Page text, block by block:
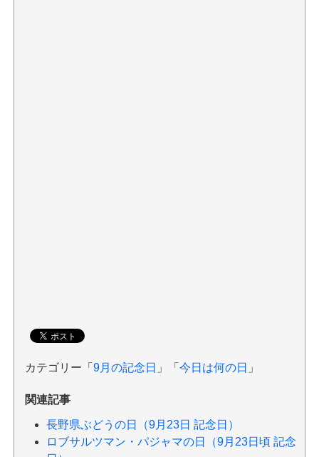
カテゴリー「 9月の記念日 」「 今日は何の日 」
関連記事
長野県ぶどうの日（9月23日 記念日）
ロブサルツマン・パジャマの日（9月23日頃 記念